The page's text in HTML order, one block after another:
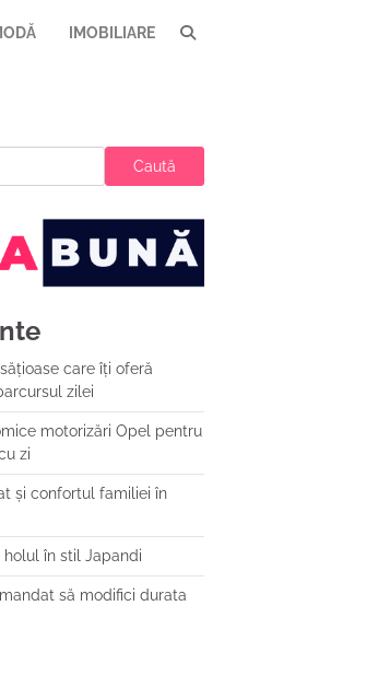
IMOBILIARE
Caută
care îți oferă
zilei
motorizări Opel pentru
zi
și confortul familiei în
holul în stil Japandi
să modifici durata